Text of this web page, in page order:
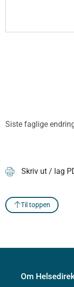
Siste faglige
Skriv ut / lag
Til toppen
Om